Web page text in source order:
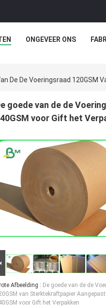
ONGEVEER ONS
De De Voeringsraad
goede van de de
voor Gift het
Afbeelding : De goede van de de
van Sterktekraftpapier
voor Gift het Verpakken